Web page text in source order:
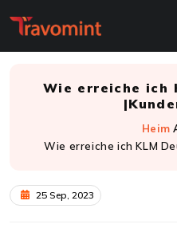
Wie erreiche ich
Heim
Wie erreiche ich KLM
25 Sep, 2023